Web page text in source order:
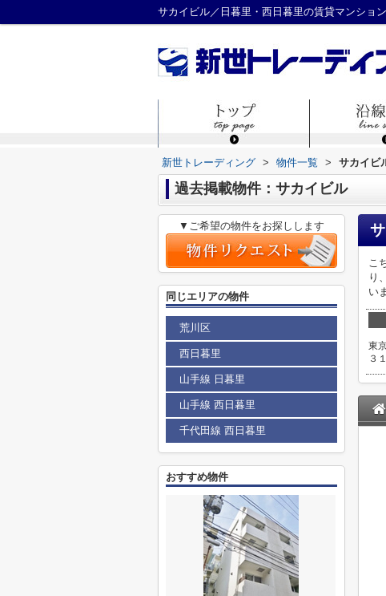
サカイビル／日暮里・西日暮里の賃貸マンショ
新世トレーディング > 物件一覧 > サカイビ
過去掲載物件：サカイビル
こ
り
い
東
３１
▼ご希望の物件をお探しします
同じエリアの物件
荒川区
西日暮里
山手線 日暮里
山手線 西日暮里
千代田線 西日暮里
おすすめ物件